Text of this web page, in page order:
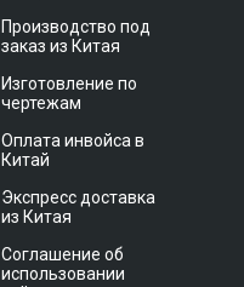
Производство под
заказ из Китая
Изготовление по
чертежам
Оплата инвойса в
Китай
Экспресс доставка
из Китая
Соглашение об
использовании